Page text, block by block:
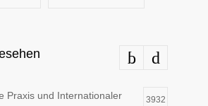
Praxis und Internationaler
3932